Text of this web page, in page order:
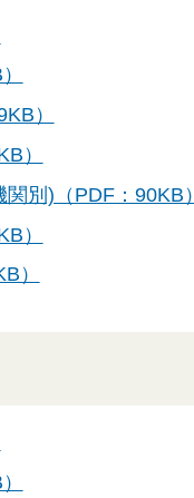
）
）
別)（PDF：90KB）
）
）